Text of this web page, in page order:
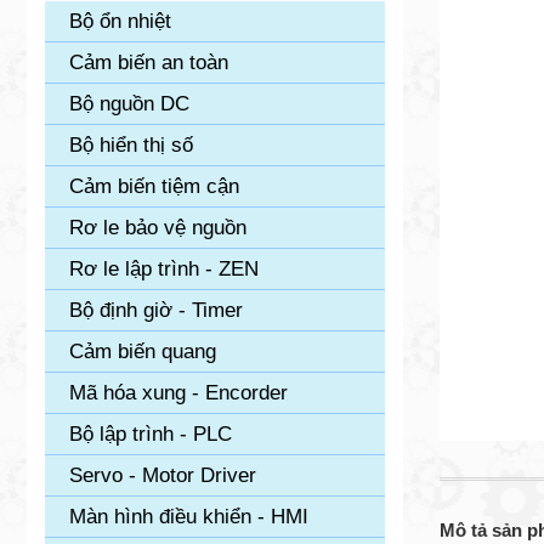
Mô tả sản
Bộ ổn nhiệt
Cảm biến an toàn
Bộ nguồn DC
Bộ hiển thị số
Cảm biến tiệm cận
Rơ le bảo vệ nguồn
Rơ le lập trình - ZEN
Bộ định giờ - Timer
Cảm biến quang
Mã hóa xung - Encorder
Bộ lập trình - PLC
Servo - Motor Driver
Màn hình điều khiển - HMI